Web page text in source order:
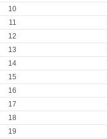
10
11
12
13
14
15
16
17
18
19